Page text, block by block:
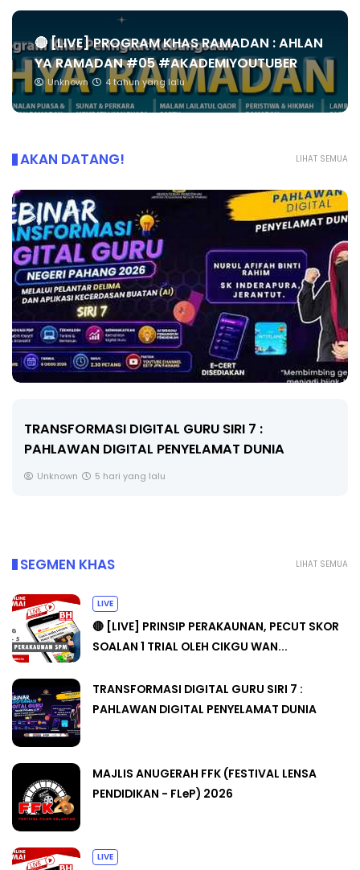
🔴 [LIVE] PROGRAM KHAS RAMADAN : AHLAN
YA RAMADAN #05 #AKADEMIYOUTUBER
Unknown 4 tahun yang lalu
LIHAT SEMUA
AKAN DATANG!
MAJLIS ANUGERAH FFK (FESTIVAL LENSA
PENDIDIKAN - FLeP) 2026
Unknown 6 hari yang lalu
LIHAT SEMUA
SEGMEN KHAS
LIVE
🔴 [LIVE] PRINSIP PERAKAUNAN, PECUT SKOR
SOALAN 1 TRIAL OLEH CIKGU WAN...
TRANSFORMASI DIGITAL GURU SIRI 7 :
PAHLAWAN DIGITAL PENYELAMAT DUNIA
MAJLIS ANUGERAH FFK (FESTIVAL LENSA
PENDIDIKAN - FLeP) 2026
LIVE